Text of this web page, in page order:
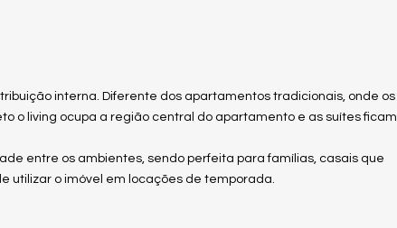
interna. Diferente dos apartamentos tradicionais, onde os
o living ocupa a região central do apartamento e as suítes ficam
entre os ambientes, sendo perfeita para famílias, casais que
utilizar o imóvel em locações de temporada.